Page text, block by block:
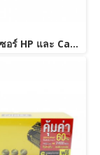
ตลับหมึกเลเซอร์ HP และ Canon รุ่น CE278A Canon 126/128/726/728/326/328 JUMBO